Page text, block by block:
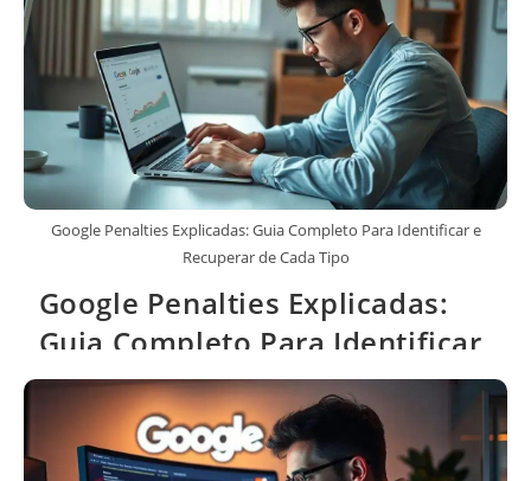
Google Penalties Explicadas: Guia Completo Para Identificar e
Recuperar de Cada Tipo
Google Penalties Explicadas:
Guia Completo Para Identificar
e Recuperar de Cada Tipo